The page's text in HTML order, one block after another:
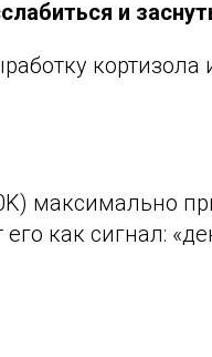
и
кортизола
максимально
как сигнал: